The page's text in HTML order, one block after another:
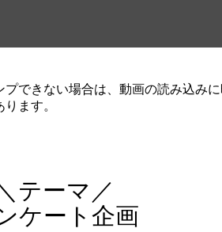
できない場合は、動画の読み込み
ます。
テーマ／
ケート企画